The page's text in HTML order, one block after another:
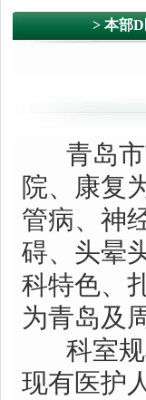
> 本部
青岛市
院、康复
管病、神
碍、头晕
科特色、
为青岛及
科室规
现有医护